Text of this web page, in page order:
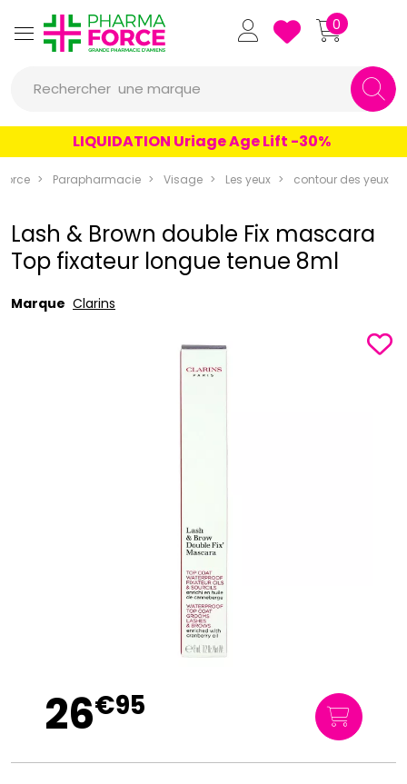
Pharmaforce Grande Pharmacie
0
Rechercher une marque
un conseil
un produit
LIQUIDATION Uriage Age Lift -30%
Parapharmacie Visage Les yeux contour des yeux
Lash & Brown double Fix mascara
Top fixateur longue tenue 8ml
Marque Clarins
26€95